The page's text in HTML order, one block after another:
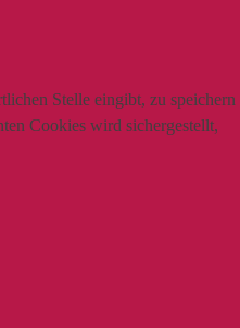
Stelle eingibt, zu speichern
Cookies wird sichergestellt,